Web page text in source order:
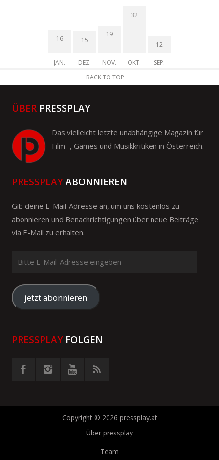
16
JAN.
15
DEZ.
19
NOV.
32
OKT.
12
SEP.
BACK TO TOP
ÜBER PRESSPLAY
Das vielleicht letzte unabhängige Magazin für
Film- , Games und Musikkritiken in Österreich.
PRESSPLAYABONNIEREN
Gib deine E-Mail-Adresse an, um uns kostenlos zu
abonnieren und Benachrichtigungen über neue Beiträge
via E-Mail zu erhalten.
Mail-
Adresse
eingeben
jetzt abonnieren
PRESSPLAY FOLGEN
Copyright © 2026 pressplay.at
Über pressplay
Team